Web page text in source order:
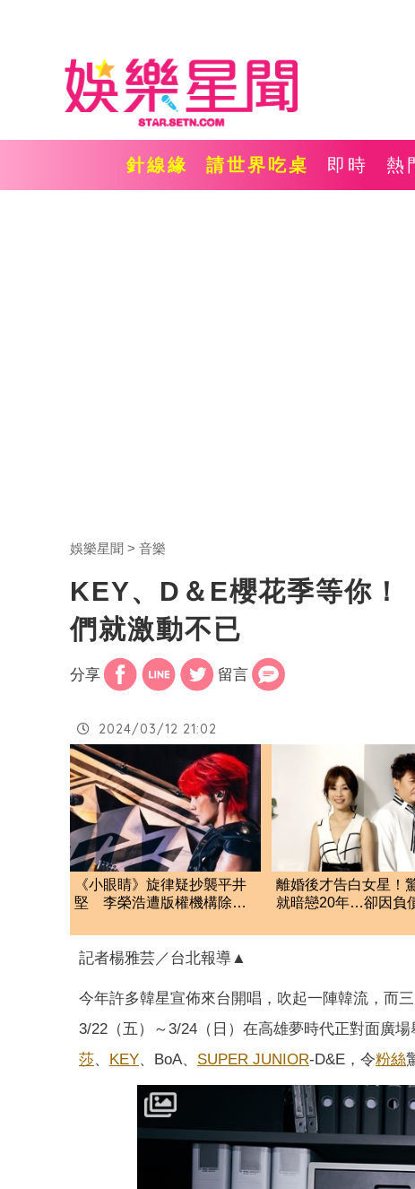
針線緣 請世界吃桌 即時 熱
娛樂星聞 音樂
KEY、D＆E櫻花季等你！
們就激動不已
分享 留言
2024/03/12 21:02
《小眼睛》旋律疑抄襲平井
堅 李榮浩遭版權機構除名
離婚後才告白女星！
就暗戀20年…卻因負
記者楊雅芸／台北報導▲
今年許多韓星宣佈來台開唱，吹起一陣韓流， 而
3/22（五）～3/24（日） 在高雄夢時代正對面廣場
莎、 KEY、BoA、 SUPER JUNIOR-D&E，令粉絲